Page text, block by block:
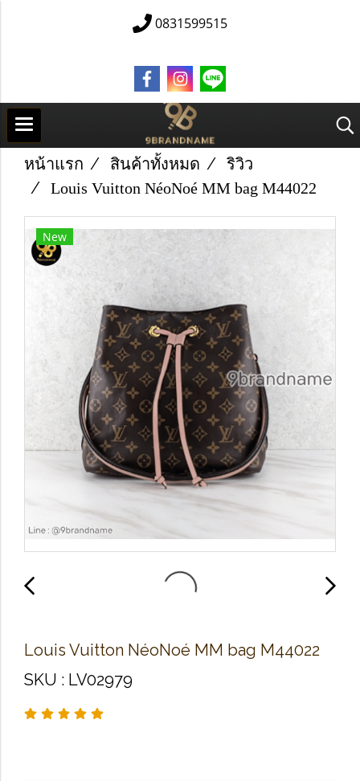
0831599515
หน้าแรก สินค้าทั้งหมด
ริวิว
Louis Vuitton NéoNoé MM bag M44022
New
Louis Vuitton NéoNoé MM bag M44022
SKU : LV02979